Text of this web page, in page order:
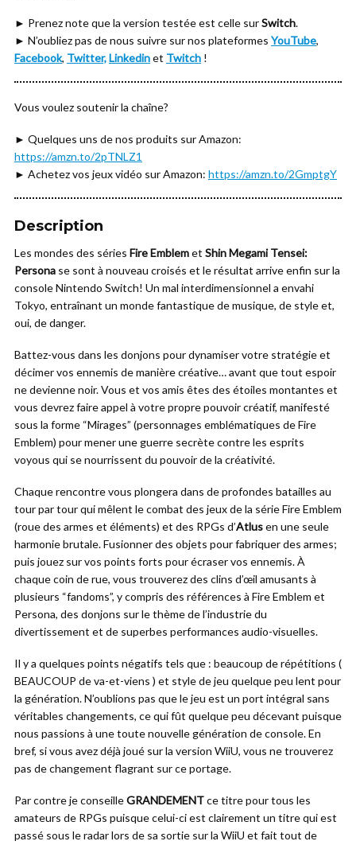
► Prenez note que la version testée est celle surSwitch.
► N’oubliez pas de nous suivre sur nos plateformes YouTube,
Facebook, Twitter,Linkedinet Twitch !
Vous voulez soutenir la chaîne?
► Quelques uns de nos produits sur Amazon:
https://amzn.to/2pTNLZ1
► Achetez vos jeux vidéo sur Amazon: https://amzn.to/2GmptgY
Description
Les mondes des séries Fire Emblemet Shin Megami Tensei:
Persona se sont à nouveau croisés et le résultat arrive enfin sur la
console Nintendo Switch! Un mal interdimensionnel a envahi
Tokyo, entraînant un monde fantastique de musique, de style et,
oui, de danger.
Battez-vous dans les donjons pour dynamiser votre stratégie et
décimer vos ennemis de manière créative… avant que tout espoir
ne devienne noir.Vous et vos amis êtes des étoiles montantes et
vous devrez faire appel à votre propre pouvoir créatif, manifesté
sous la forme “Mirages” (personnages emblématiques de Fire
Emblem) pour mener une guerre secrète contre les esprits
voyous qui se nourrissent du pouvoir de la créativité.
Chaque rencontre vous plongera dans de profondes batailles au
tour par tour qui mêlent le combat des jeux de la série Fire Emblem
(roue des armes et éléments) et des RPGs d’Atlusen une seule
harmonie brutale. Fusionner des objets pour fabriquer des armes;
puis jouez sur vos points forts pour écraser vos ennemis. À
chaque coin de rue, vous trouverez des clins d’œil amusants à
plusieurs “fandoms”, y compris des références à Fire Emblem et
Persona, des donjons sur le thème de l’industrie du
divertissement et de superbes performances audio-visuelles.
Il y a quelques points négatifs tels que : beaucoup de répétitions (
BEAUCOUP de va-et-viens ) et style de jeu quelque peu lent pour
la génération. N’oublions pas que le jeu est un port intégral sans
véritables changements, ce qui fût quelque peu décevant puisque
nous passions à une toute nouvelle génération de console. En
bref, si vous avez déjà joué sur la version WiiU, vous ne trouverez
pas de changement flagrant sur ce portage.
Par contre je conseilleGRANDEMENTce titre pour tous les
amateurs de RPGs puisque celui-ci est clairement un titre qui est
passé sous le radar lors de sa sortie sur la WiiU et fait tout de